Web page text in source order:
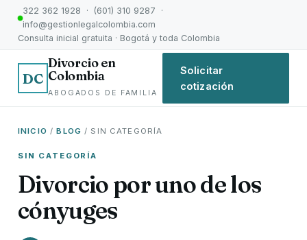
322 362 1928 · (601) 310 9287 ·
info@gestionlegalcolombia.com
Consulta inicial gratuita · Bogotá y toda Colombia
DC
Divorcio en
Colombia
ABOGADOS DE FAMILIA
Solicitar
cotización
INICIO /BLOG / SIN CATEGORÍA
SIN CATEGORÍA
Divorcio por uno de los
cónyuges